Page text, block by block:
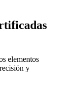
elementos
y